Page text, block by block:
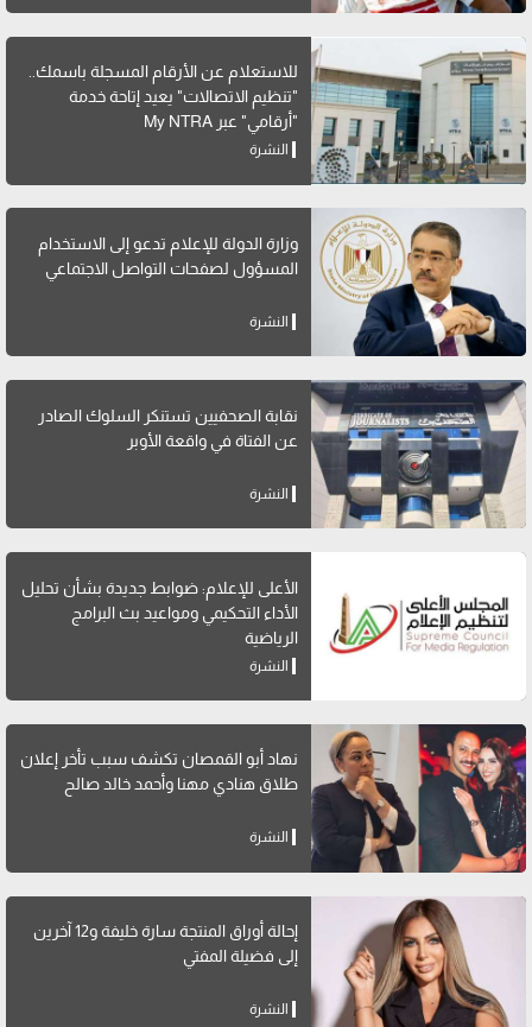
للاستعلام عن الأرقام المسجلة باسمك..
"تنظيم الاتصالات" يعيد إتاحة خدمة
"أرقامي" عبر My NTRA
النشرة
وزارة الدولة للإعلام تدعو إلى الاستخدام
المسؤول لصفحات التواصل الاجتماعي
النشرة
نقابة الصحفيين تستنكر السلوك الصادر
عن الفتاة في واقعة الأوبر
النشرة
الأعلى للإعلام: ضوابط جديدة بشأن تحليل
الأداء التحكيمي ومواعيد بث البرامج
الرياضية
النشرة
نهاد أبو القمصان تكشف سبب تأخر إعلان
طلاق هنادي مهنا وأحمد خالد صالح
النشرة
إحالة أوراق المنتجة سارة خليفة و12 آخرين
إلى فضيلة المفتي
النشرة